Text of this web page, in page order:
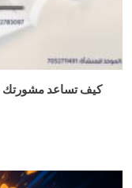
كيف تساعد مشورتك